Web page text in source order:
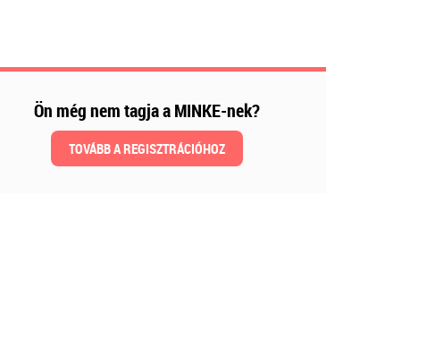
Ön még nem tagja a MINKE-nek?
TOVÁBB A REGISZTRÁCIÓHOZ